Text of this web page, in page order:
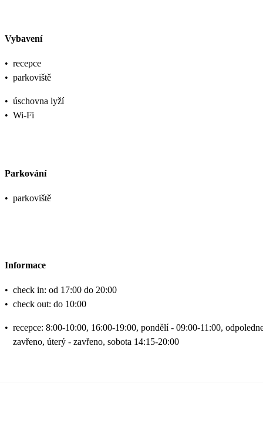
Vybavení
• recepce
• parkoviště
• úschovna lyží
• Wi-Fi
Parkování
• parkoviště
Informace
• check in: od 17:00 do 20:00
• check out: do 10:00
• recepce: 8:00-10:00, 16:00-19:00, pondělí - 09:00-11:00,
zavřeno, úterý - zavřeno, sobota 14:15-20:00